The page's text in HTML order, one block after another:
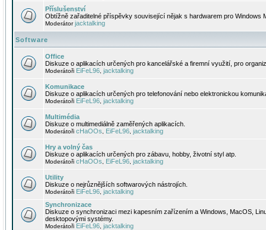
Příslušenství
Obtížně zařaditelné příspěvky související nějak s hardwarem pro Windows
Moderátorjacktalking
Software
Office
Diskuze o aplikacích určených pro kancelářské a firemní využití, pro
Moderátoři EiFeL96 jacktalking
Komunikace
Diskuze o aplikacích určených pro telefonování nebo elektronickou
Moderátoři EiFeL96 jacktalking
Multimédia
Diskuze o multimediálně zaměřených aplikacích.
Moderátoři cHaOOs EiFeL96 jacktalking
Hry a volný čas
Diskuze o aplikacích určených pro zábavu, hobby, životní styl atp.
Moderátoři cHaOOs EiFeL96 jacktalking
Utility
Diskuze o nejrůznějších softwarových nástrojích.
Moderátoři EiFeL96 jacktalking
Synchronizace
Diskuze o synchronizaci mezi kapesním zařízením a Windows, MacOS,
desktopovými systémy.
Moderátoři EiFeL96 jacktalking